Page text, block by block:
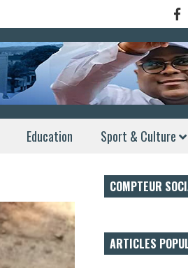
Education Sport & Culture
COMPTEUR
ARTICLES